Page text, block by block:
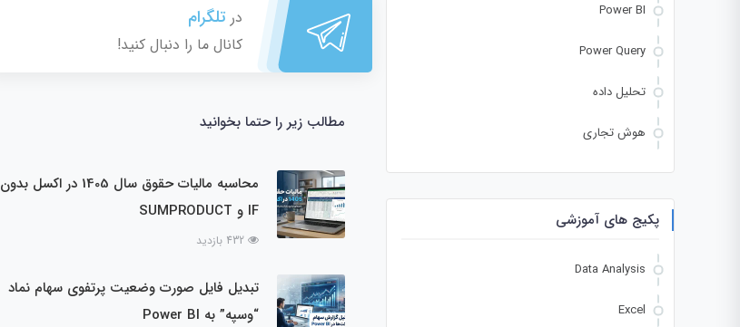
در تلگرام
کانال ما را دنبال کنید!
مطالب زیر را حتما بخوانید
محاسبه مالیات حقوق سال 1405 در اکسل بدون
IF و SUMPRODUCT
432 بازدید
تبدیل فایل صورت وضعیت پرتفوی سهام نماد
“وسپه” به Power BI
Power BI
Power Query
تحلیل داده
هوش تجاری
پکیج های آموزشی
Data Analysis
Excel